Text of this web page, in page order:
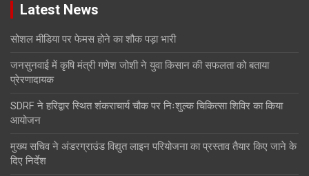
Latest News
सोशल मीडिया पर फेमस होने का शौक पड़ा भारी
जनसुनवाई में कृषि मंत्री गणेश जोशी ने युवा किसान की सफलता को बताया
प्रेरणादायक
SDRF ने हरिद्वार स्थित शंकराचार्य चौक पर निःशुल्क चिकित्सा शिविर का किया
आयोजन
मुख्य सचिव ने अंडरग्राउंड विद्युत लाइन परियोजना का प्रस्ताव तैयार किए जाने के
दिए निर्देश